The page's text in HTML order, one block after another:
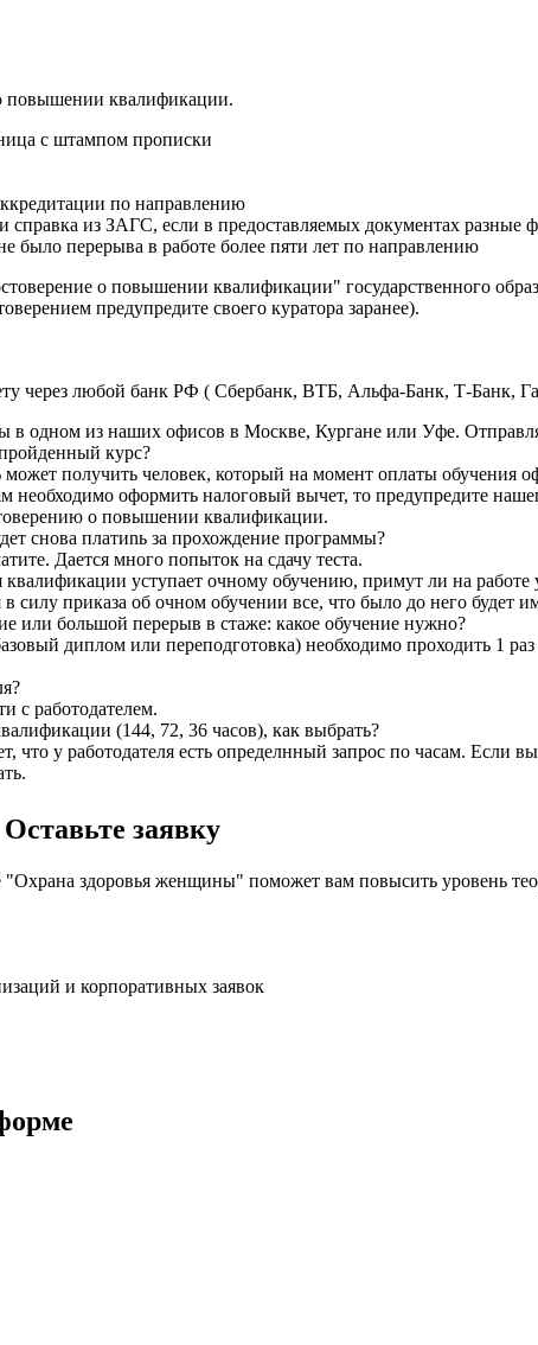
повышении квалификации.
с штампом прописки
по направлению
справка из ЗАГС, если в предоставляемых документах разные
было перерыва в работе более пяти лет по направлению
о повышении квалификации" государственного
предупредите своего куратора заранее).
через любой банк РФ ( Сбербанк, ВТБ, Альфа-Банк, Т-Банк,
в одном из наших офисов в Москве, Кургане или Уфе.
курс?
получить человек, который на момент оплаты обучения
необходимо оформить налоговый вычет, то предупредите
о повышении квалификации.
снова платиnь за прохождение программы?
Дается много попыток на сдачу теста.
уступает очному обучению, примут ли на работе
силу приказа об очном обучении все, что было до него будет
или большой перерыв в стаже: какое обучение нужно?
диплом или переподготовка) необходимо проходить 1
с работодателем.
(144, 72, 36 часов), как выбрать?
что у работодателя есть определнный запрос по часам.
заявку
здоровья женщины" поможет вам повысить уровень
и корпоративных заявок